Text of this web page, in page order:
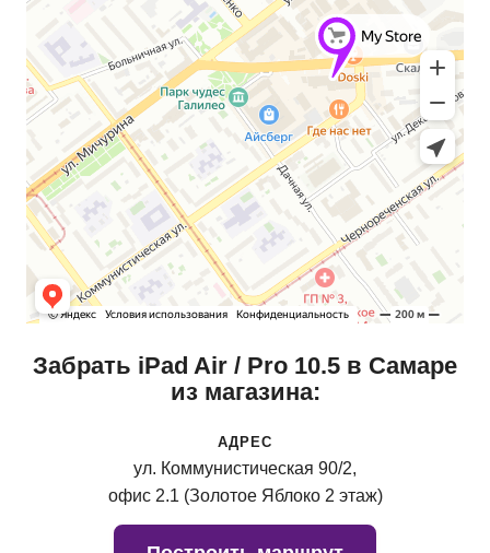
Забрать iPad Air / Pro 10.5 в Самаре
из магазина:
АДРЕС
ул. Коммунистическая 90/2,
офис 2.1 (Золотое Яблоко 2 этаж)